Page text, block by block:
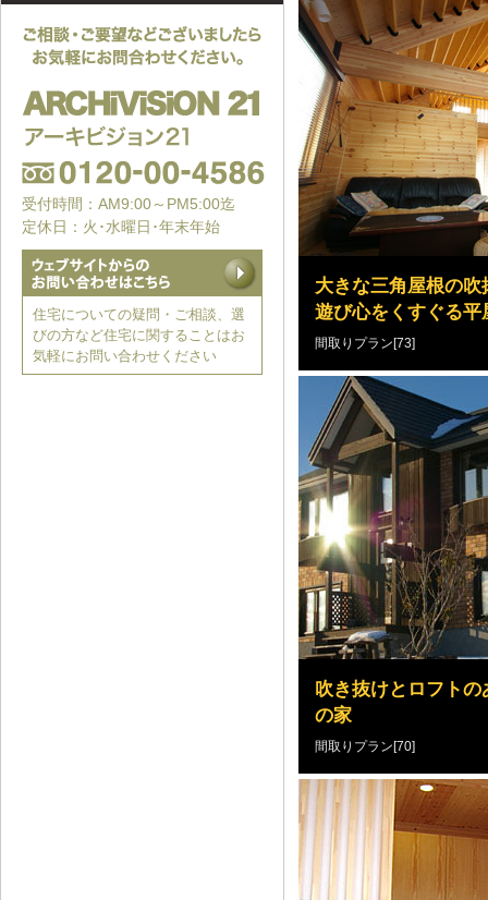
大きな三角屋根の
遊び心をくすぐる平
間取りプラン[73]
吹き抜けとロフト
の家
間取りプラン[70]
受付時間：AM9:00～PM5:00迄
定休日：火･水曜日･年末年始
住宅についての疑問・ご相談、選
びの方など住宅に関することはお
気軽にお問い合わせください